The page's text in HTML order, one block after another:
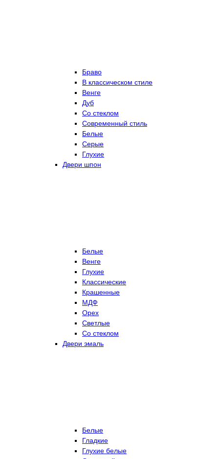
Браво
В классическом стиле
Венге
Дуб
Со стеклом
Современный стиль
Белые
Серые
Глухие
Двери шпон
Белые
Венге
Глухие
Классические
Крашенные
МДФ
Орех
Светлые
Со стеклом
Двери эмаль
Белые
Гладкие
Глухие белые